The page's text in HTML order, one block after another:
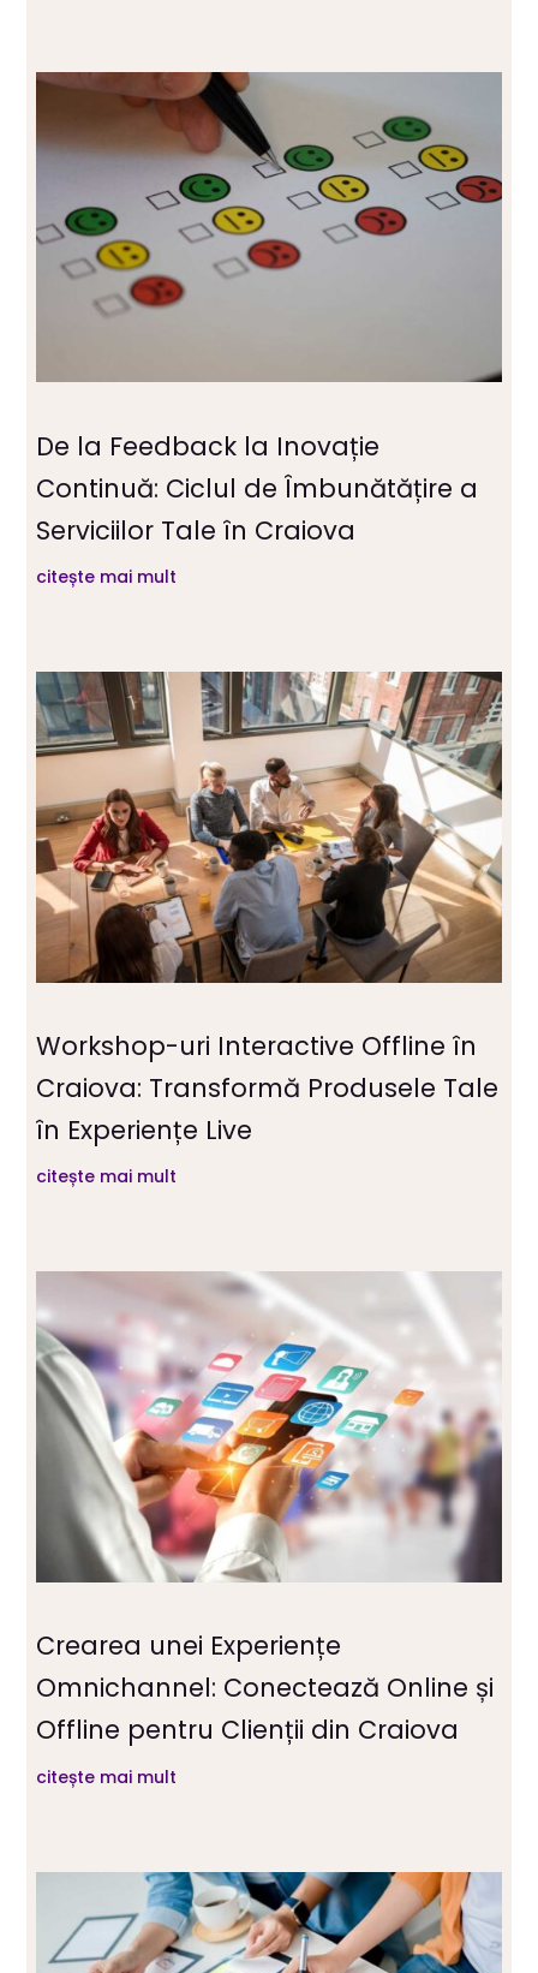
De la Feedback la Inovație
Continuă: Ciclul de Îmbunătățire a
Serviciilor Tale în Craiova
citește mai mult
Workshop-uri Interactive Offline în
Craiova: Transformă Produsele Tale
în Experiențe Live
citește mai mult
Crearea unei Experiențe
Omnichannel: Conectează Online și
Offline pentru Clienții din Craiova
citește mai mult